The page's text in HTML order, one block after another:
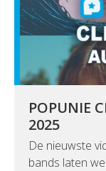
POPUNIE
2025
De nieuwste
bands laten